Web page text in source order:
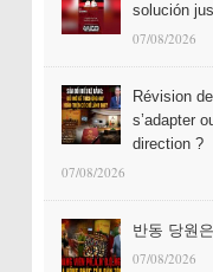
solución
07/08/2026
Révision
s’adapter
direction ?
07/08/2026
반동 당원
07/08/2026